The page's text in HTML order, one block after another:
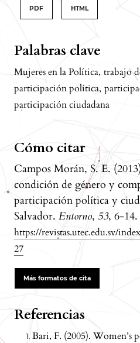
Palabras clave
Mujeres en la Política, trabajo
participación política,
participación ciudadana
Cómo citar
Campos Morán, S. E.
condición de género y
participación política y
Salvador. Entorno, 53, 6-14.
https://revistas.utec.edu.sv/
27
Más formatos de cita
PDF HTML
Referencias
Bari, F. (2005). Women’s